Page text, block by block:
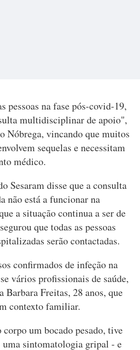
pessoas na fase pós-covid-19,
multidisciplinar de apoio",
Nóbrega, vincando que muitos
sequelas e necessitam
médico.
Sesaram disse que a consulta
não está a funcionar na
a situação continua a ser de
que todas as pessoas
serão contactadas.
confirmados de infeção na
vários profissionais de saúde,
Barbara Freitas, 28 anos, que
contexto familiar.
um bocado pesado, tive
sintomatologia gripal - e